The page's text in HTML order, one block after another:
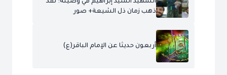
الشهيد السيد إبراهيم في وصيته: لقد
ذهب زمان ذل الشيعة+ صور
أربعون حديثا عن الإمام الباقر(ع)